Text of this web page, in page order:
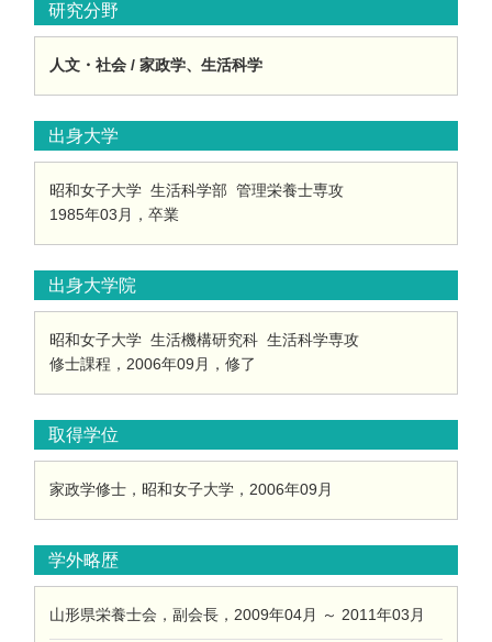
研究分野
人文・社会 / 家政学、生活科学
出身大学
昭和女子大学 生活科学部 管理栄養士専攻
1985年03月，卒業
出身大学院
昭和女子大学 生活機構研究科 生活科学専攻
修士課程，2006年09月，修了
取得学位
家政学修士，昭和女子大学，2006年09月
学外略歴
山形県栄養士会，副会長，2009年04月 ～ 2011年03月